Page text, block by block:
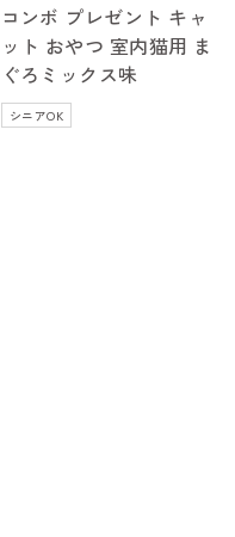
コンボ プレゼント キャ
ット おやつ 室内猫用 ま
ぐろミックス味
シニアOK